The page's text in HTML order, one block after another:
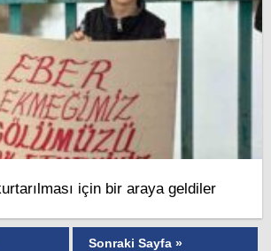
için bir araya geldiler
Sonraki Sayfa »